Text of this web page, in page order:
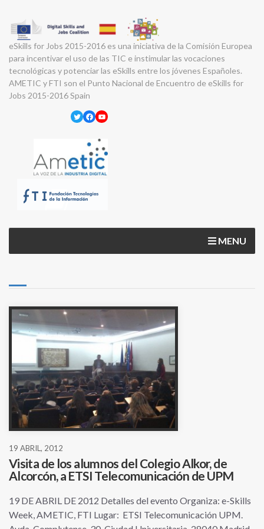
eSkills for Jobs 2015-2016 es una iniciativa de la Comisión Europea
para incentivar el uso de las TIC e instimular las vocaciones
tecnológicas y potenciar las eSkills entre los jóvenes Españoles.
AMETIC y FTI son el Punto Nacional de Encuentro de eSkills for
Jobs 2015-2016 Spain
Twitter
Facebook
YouTube
MENU
19 ABRIL, 2012
Visita de los alumnos del Colegio Alkor, de
Alcorcón, a ETSI Telecomunicación de UPM
19 DE ABRIL DE 2012 Detalles del evento Organiza: e-Skills
Week, AMETIC, FTI Lugar: ETSI Telecomunicación UPM.